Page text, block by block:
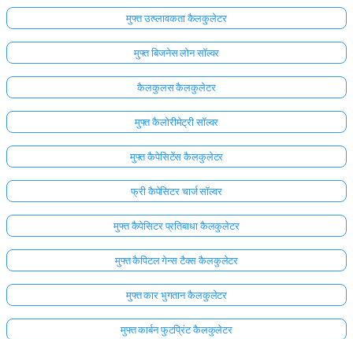
मुफ्त उत्प्लावकता कैलकुलेटर
मुफ्त बिजनेस लोन सॉल्वर
कैलकुलस कैलकुलेटर
मुफ्त कैलोरीमेट्री सॉल्वर
मुफ्त कैपेसिटेंस कैलकुलेटर
फ्री कैपेसिटर चार्ज सॉल्वर
मुफ्त कैपेसिटर प्रतिबाधा कैलकुलेटर
मुफ्त कैपिटल गेन्स टैक्स कैलकुलेटर
मुफ्त कार भुगतान कैलकुलेटर
मुफ्त कार्बन फुटप्रिंट कैलकुलेटर